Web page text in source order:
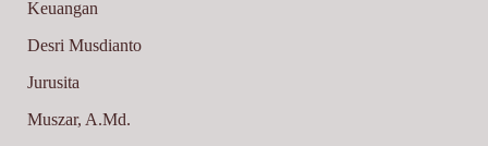
Keuangan
Desri Musdianto
Jurusita
Muszar, A.Md.